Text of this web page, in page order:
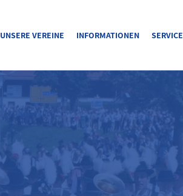
UNSERE VEREINE INFORMATIONEN SERVICE